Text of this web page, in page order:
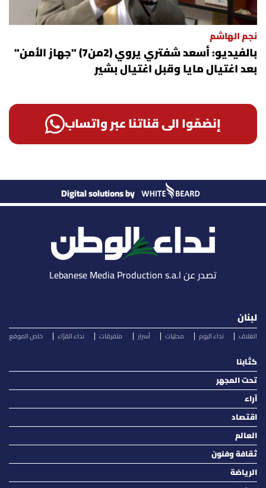
نجم الهاشم
بالفيديو: أسعد شفتري يروي (2من7) "جهاز الأمن"
بعد اغتيال مايا وقبل اغتيال بشير
إنضمّوا الى قناتنا عبر واتساب
Digital solutions by
تصدر عن Lebanese Media Production s.a.l
لبنان
الغلاف نداء اليوم محليات أسرار متفرقات نداء القرّاء خاص الموقع
كتّابنا
تحت المجهر
آراء
اقتصاد
العالم
ثقافة وفنون
الرياضة